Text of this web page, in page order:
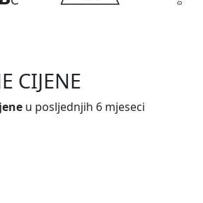
CIJENE
u posljednjih 6 mjeseci